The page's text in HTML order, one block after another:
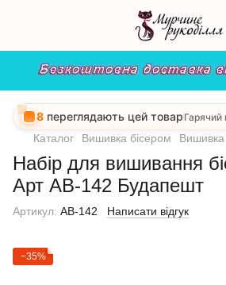
8 переглядають цей товар Гарячий
Каталог Вишивка бісером
Набір для вишивання
Арт АВ-142 Будапешт
Артикул: AB-142 Написати відгук
−35%